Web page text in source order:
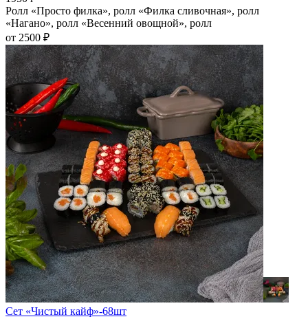
Ролл «Просто филка», ролл «Филка сливочная», ролл
«Нагано», ролл «Весенний овощной», ролл
от 2500 ₽
Сет «Чистый кайф»-68шт